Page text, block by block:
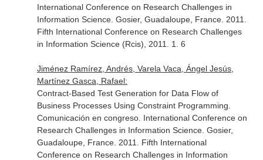
International Conference on Research Challenges in
Information Science. Gosier, Guadaloupe, France. 2011.
Fifth International Conference on Research Challenges
in Information Science (Rcis), 2011. 1. 6
Jiménez Ramírez, Andrés, Varela Vaca, Ángel Jesús,
Martínez Gasca, Rafael:
Contract-Based Test Generation for Data Flow of
Business Processes Using Constraint Programming.
Comunicación en congreso. International Conference on
Research Challenges in Information Science. Gosier,
Guadaloupe, France. 2011. Fifth International
Conference on Research Challenges in Information